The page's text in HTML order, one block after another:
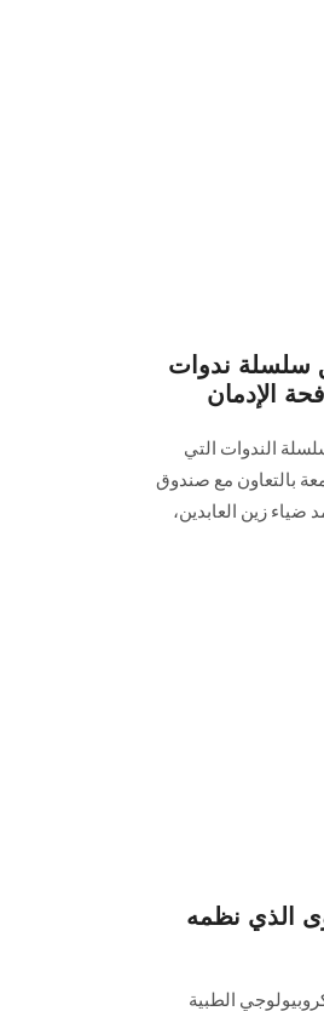
سلسلة ندوات
الإدمان
‏الندوات التي
بالتعاون مع ‏صندوق
ضياء ‏زين العابدين،
الذي نظمه
الطبية